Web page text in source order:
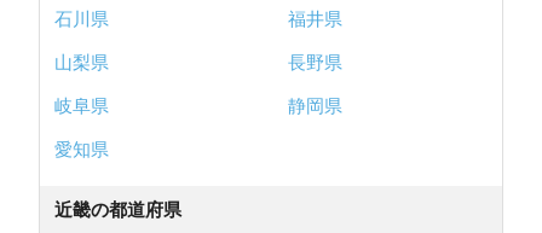
石川県
福井県
山梨県
長野県
岐阜県
静岡県
愛知県
近畿の都道府県